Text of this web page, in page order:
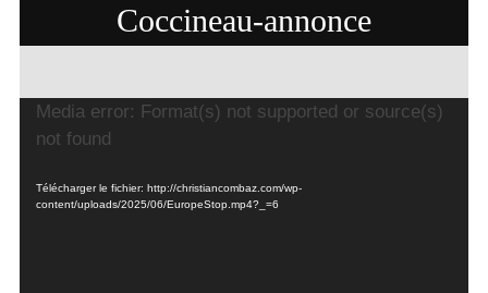
Coccineau-annonce
Lecteur
Media error: Format(s) not supported or source(s)
not found
Télécharger le fichier: http://christiancombaz.com/wp-
content/uploads/2025/06/EuropeStop.mp4?_=6